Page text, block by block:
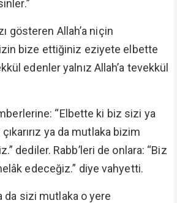
gösteren Allah’a niçin
bize ettiğiniz eziyete elbette
edenler yalnız Allah’a tevekkül
“Elbette ki biz sizi ya
ya da mutlaka bizim
dediler. Rabb’leri de onlara: “Biz
edeceğiz.” diye vahyetti.
da sizi mutlaka o yere